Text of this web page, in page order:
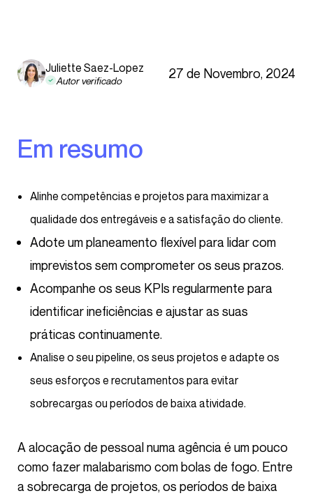
Juliette Saez-Lopez
Autor verificado 27 de Novembro, 2024
Em resumo
Alinhe competências e projetos para maximizar a
qualidade dos entregáveis e a satisfação do cliente.
Adote um planeamento flexível para lidar com
imprevistos sem comprometer os seus prazos.
Acompanhe os seus KPIs regularmente para
identificar ineficiências e ajustar as suas
práticas continuamente.
Analise o seu pipeline, os seus projetos e adapte os
seus esforços e recrutamentos para evitar
sobrecargas ou períodos de baixa atividade.
A alocação de pessoal numa agência é um pouco
como fazer malabarismo com bolas de fogo. Entre
a sobrecarga de projetos, os períodos de baixa